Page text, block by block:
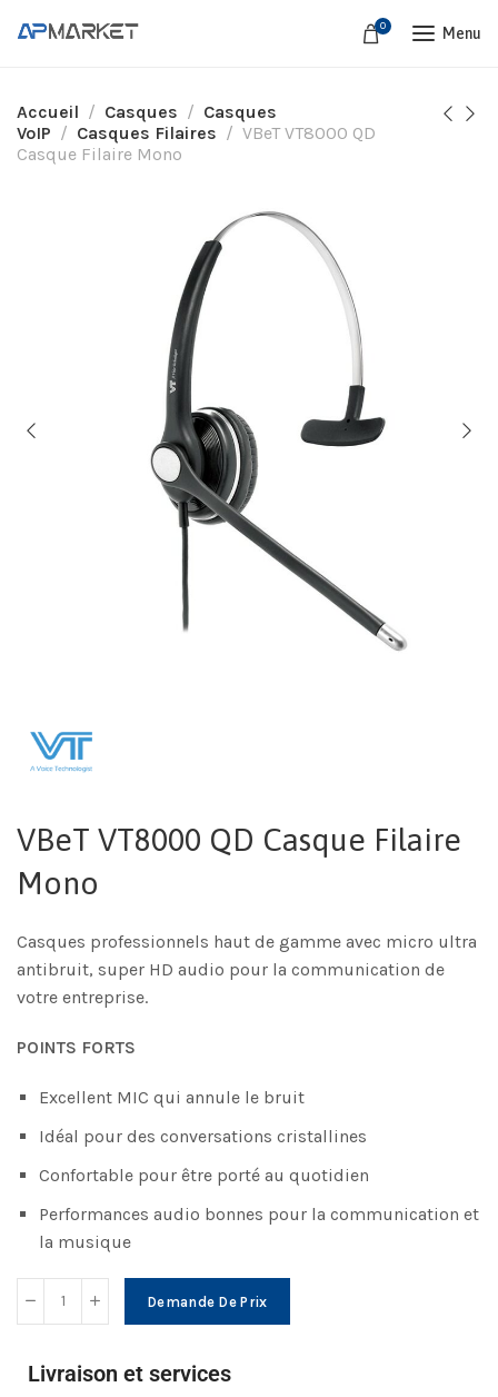
0 Menu
Accueil Casques
Casques
VoIP
Casques Filaires
VBeT VT8000 QD
Casque Filaire Mono
VBeT VT8000 QD Casque Filaire
Mono
Casques professionnels haut de gamme avec micro ultra
antibruit, super HD audio pour la communication de
votre entreprise.
POINTS FORTS
Excellent MIC qui annule le bruit
Idéal pour des conversations cristallines
Confortable pour être porté au quotidien
Performances audio bonnes pour la communication et
la musique
Demande De Prix
Livraison et services